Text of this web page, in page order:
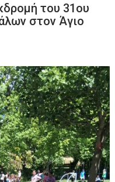
του 31ου
στον Άγιο